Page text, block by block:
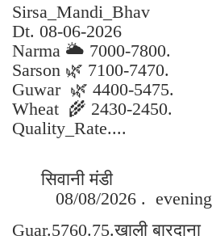
Sirsa_Mandi_Bhav
Dt. 08-06-2026
Narma 🌥️ 7000-7800.
Sarson 🌿 7100-7470.
Guwar 🌿 4400-5475.
Wheat 🌾 2430-2450.
Quality_Rate....
सिवानी मंडी
08/08/2026 . evening
Guar.5760.75.खाली बारदाना